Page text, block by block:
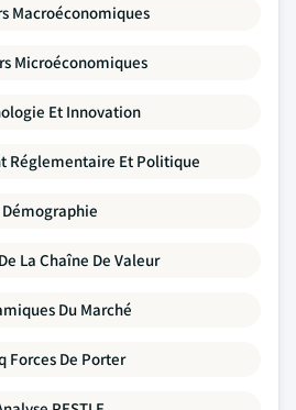
Macroéconomiques
Microéconomiques
Et Innovation
Réglementaire Et Politique
Démographie
La Chaîne De Valeur
Du Marché
Forces De Porter